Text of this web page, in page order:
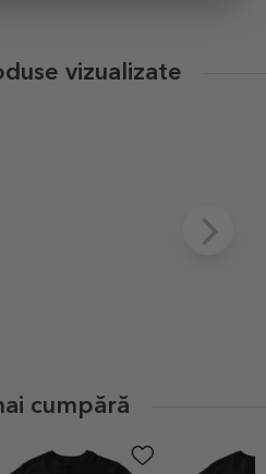
vizualizate
cumpără